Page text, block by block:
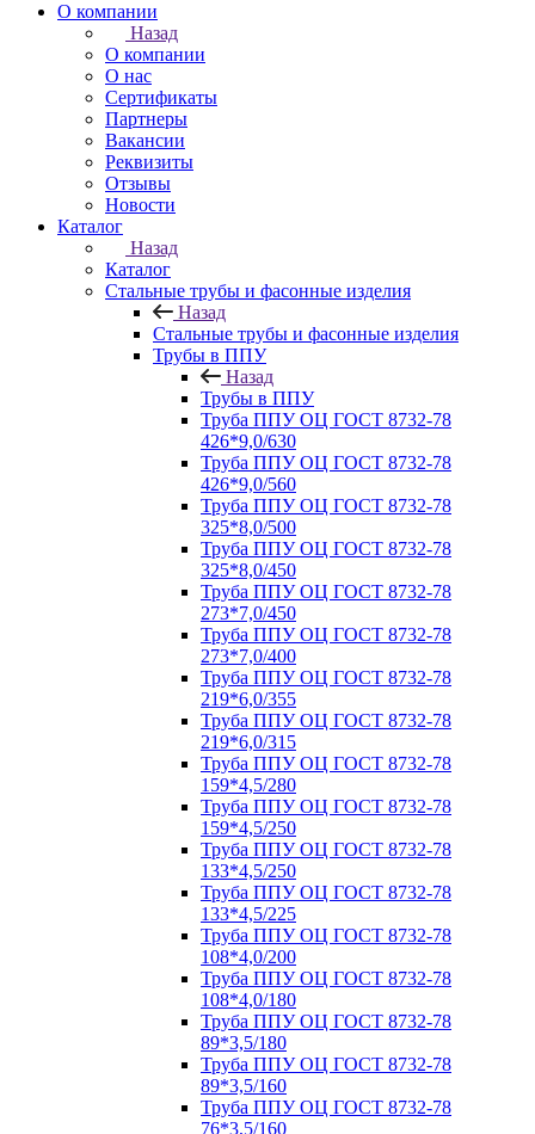
О компании
Назад
О компании
О нас
Сертификаты
Партнеры
Вакансии
Реквизиты
Отзывы
Новости
Каталог
Назад
Каталог
Стальные трубы и фасонные изделия
Назад
Стальные трубы и фасонные изделия
Трубы в ППУ
Назад
Трубы в ППУ
Труба ППУ ОЦ ГОСТ 8732-78
426*9,0/630
Труба ППУ ОЦ ГОСТ 8732-78
426*9,0/560
Труба ППУ ОЦ ГОСТ 8732-78
325*8,0/500
Труба ППУ ОЦ ГОСТ 8732-78
325*8,0/450
Труба ППУ ОЦ ГОСТ 8732-78
273*7,0/450
Труба ППУ ОЦ ГОСТ 8732-78
273*7,0/400
Труба ППУ ОЦ ГОСТ 8732-78
219*6,0/355
Труба ППУ ОЦ ГОСТ 8732-78
219*6,0/315
Труба ППУ ОЦ ГОСТ 8732-78
159*4,5/280
Труба ППУ ОЦ ГОСТ 8732-78
159*4,5/250
Труба ППУ ОЦ ГОСТ 8732-78
133*4,5/250
Труба ППУ ОЦ ГОСТ 8732-78
133*4,5/225
Труба ППУ ОЦ ГОСТ 8732-78
108*4,0/200
Труба ППУ ОЦ ГОСТ 8732-78
108*4,0/180
Труба ППУ ОЦ ГОСТ 8732-78
89*3,5/180
Труба ППУ ОЦ ГОСТ 8732-78
89*3,5/160
Труба ППУ ОЦ ГОСТ 8732-78
76*3,5/160